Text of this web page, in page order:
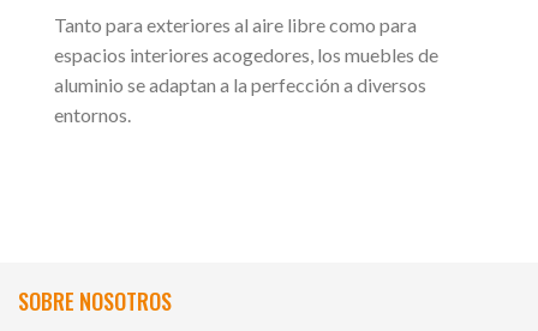
Tanto para exteriores al aire libre como para
espacios interiores acogedores, los muebles de
aluminio se adaptan a la perfección a diversos
entornos.
SOBRE NOSOTROS